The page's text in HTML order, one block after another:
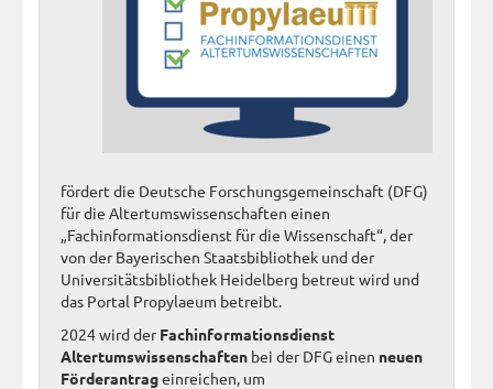
fördert die Deutsche Forschungsgemeinschaft (DFG)
für die Altertumswissenschaften einen
„Fachinformationsdienst für die Wissenschaft“, der
von der Bayerischen Staatsbibliothek und der
Universitätsbibliothek Heidelberg betreut wird und
das Portal Propylaeum betreibt.
2024 wird derFachinformationsdienst
Altertumswissenschaften bei der DFG einen neuen
Förderantrageinreichen, um